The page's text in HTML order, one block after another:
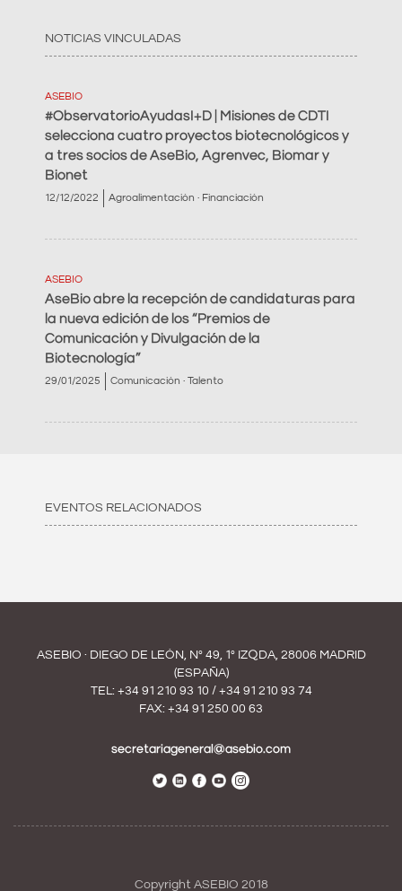
NOTICIAS VINCULADAS
ASEBIO
#ObservatorioAyudasI+D | Misiones de CDTI
selecciona cuatro proyectos biotecnológicos y
a tres socios de AseBio, Agrenvec, Biomar y
Bionet
12/12/2022 Agroalimentación · Financiación
ASEBIO
AseBio abre la recepción de candidaturas para
la nueva edición de los “Premios de
Comunicación y Divulgación de la
Biotecnología”
29/01/2025 Comunicación · Talento
EVENTOS RELACIONADOS
ASEBIO · DIEGO DE LEÓN, Nº 49, 1º IZQDA, 28006 MADRID
(ESPAÑA)
TEL: +34 91 210 93 10 / +34 91 210 93 74
FAX: +34 91 250 00 63
secretariageneral@asebio.com
Copyright ASEBIO 2018